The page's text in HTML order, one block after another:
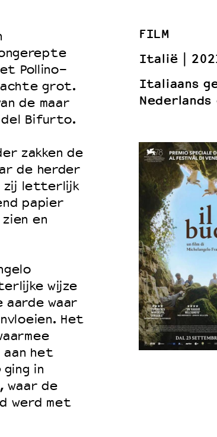
Pollino-
grot.
de maar
del Bifurto.
zakken de
de herder
zij letterlijk
papier
en
wijze
waar
Het
aan het
ging in
waar de
werd met
FILM
Italië
Italiaans